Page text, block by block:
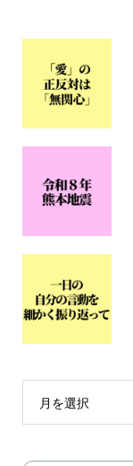
月を選択